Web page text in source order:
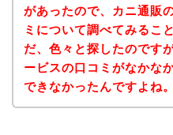
があったので、カニ通販
ミについて調べてみるこ
だ、色々と探したのです
ービスの口コミがなかな
できなかったんですよね。